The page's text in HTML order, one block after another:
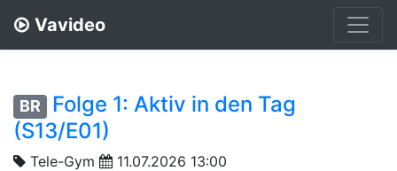
Vavideo
BR
Folge 1: Aktiv in den Tag
(S13/E01)
Tele-Gym 11.07.2026 13:00